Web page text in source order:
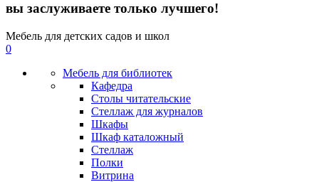
вы заслуживаете только лучшего!
Мебель для детских садов и школ
0
Мебель для библиотек
Кафедра
Столы читательские
Стеллаж для журналов
Шкафы
Шкаф каталожный
Стеллаж
Полки
Витрина